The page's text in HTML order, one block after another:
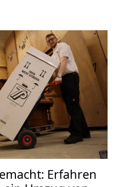
Erfahren